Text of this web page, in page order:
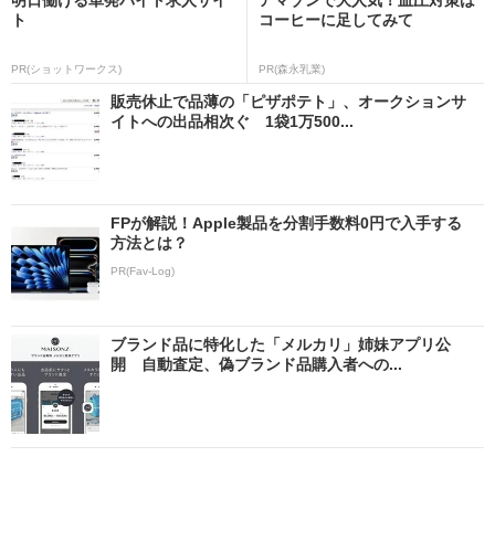
ト
PR(ショットワークス)
コーヒーに足してみて
PR(森永乳業)
販売休止で品薄の「ピザポテト」、オークションサ
イトへの出品相次ぐ 1袋1万500...
FPが解説！Apple製品を分割手数料0円で入手する
方法とは？
PR(Fav-Log)
ブランド品に特化した「メルカリ」姉妹アプリ公
開 自動査定、偽ブランド品購入者への...